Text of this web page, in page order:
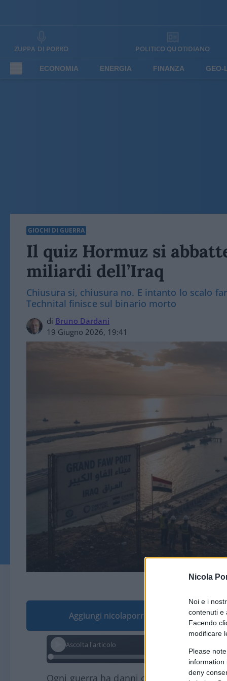
Nicola
Noi e i
contenuti e
Facendo
modificare
Please
information
deny
ZUPPA DI PORRO POLITICO QUOTIDIANO
ECONOMIA ENERGIA FINANZA GEO-
GIOCHI DI GUERRA
Il quiz Hormuz si
miliardi dell’Iraq
Chiusura si, chiusura no. E intanto lo scalo
Technital finisce sul binario morto
di Bruno Dardani
19 Giugno 2026, 19:41
Immagine generata da AI
Aggiungi nicolaporro.it alle tue fonti
Ascolta l'articolo
Ogni guerra ha danni collaterali, specie